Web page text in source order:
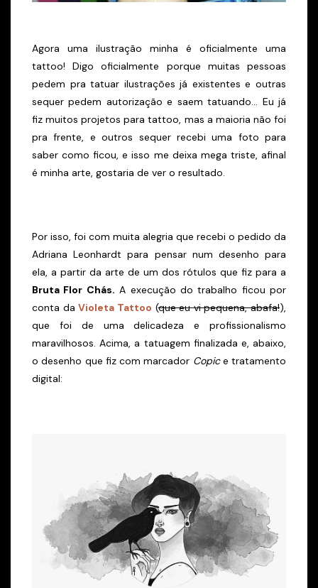
Agora uma ilustração minha é oficialmente uma
tattoo! Digo oficialmente porque muitas pessoas
pedem pra tatuar ilustrações já existentes e outras
sequer pedem autorização e saem tatuando... Eu já
fiz muitos projetos para tattoo, mas a maioria não foi
pra frente, e outros sequer recebi uma foto para
saber como ficou, e isso me deixa mega triste, afinal
é minha arte, gostaria de ver o resultado.
Por isso, foi com muita alegria que recebi o pedido da
Adriana Leonhardt para pensar num desenho para
ela, a partir da arte de um dos rótulos que fiz para a
Bruta Flor Chás. A execução do trabalho ficou por
conta daVioleta Tattoo (que eu vi pequena, abafa!),
que foi de uma delicadeza e profissionalismo
maravilhosos. Acima, a tatuagem finalizada e, abaixo,
o desenho que fiz com marcador Copice tratamento
digital: